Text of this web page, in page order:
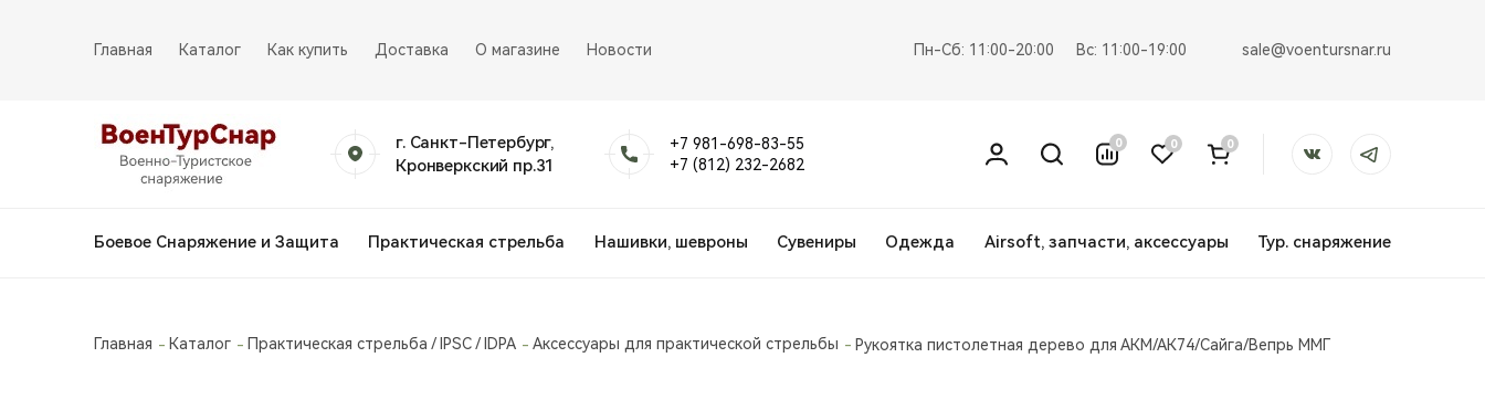
Главная Каталог Как купить Доставка О магазине Новости Пн-Сб: 11:00-20:00 Вс: 11:00-19:00 sale@voentursnar.ru
г. Санкт-Петербург,
Кронверкский пр.31
+7 981-698-83-55
+7 (812) 232-2682
0 0 0
Боевое Снаряжение и Защита Практическая стрельба Нашивки, шевроны Сувениры Одежда Airsoft, запчасти, аксессуары Тур. снаряжение
Главная Каталог Практическая стрельба / IPSC / IDPA Аксессуары для практической стрельбы Рукоятка пистолетная дерево для АКМ/АК74/Сайга/Вепрь ММГ